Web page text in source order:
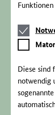
Funktionen
Cookies
Matomo
Webstatistik
Diese sind
notwendig